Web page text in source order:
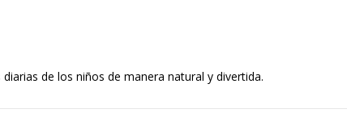
de los niños de manera natural y divertida.